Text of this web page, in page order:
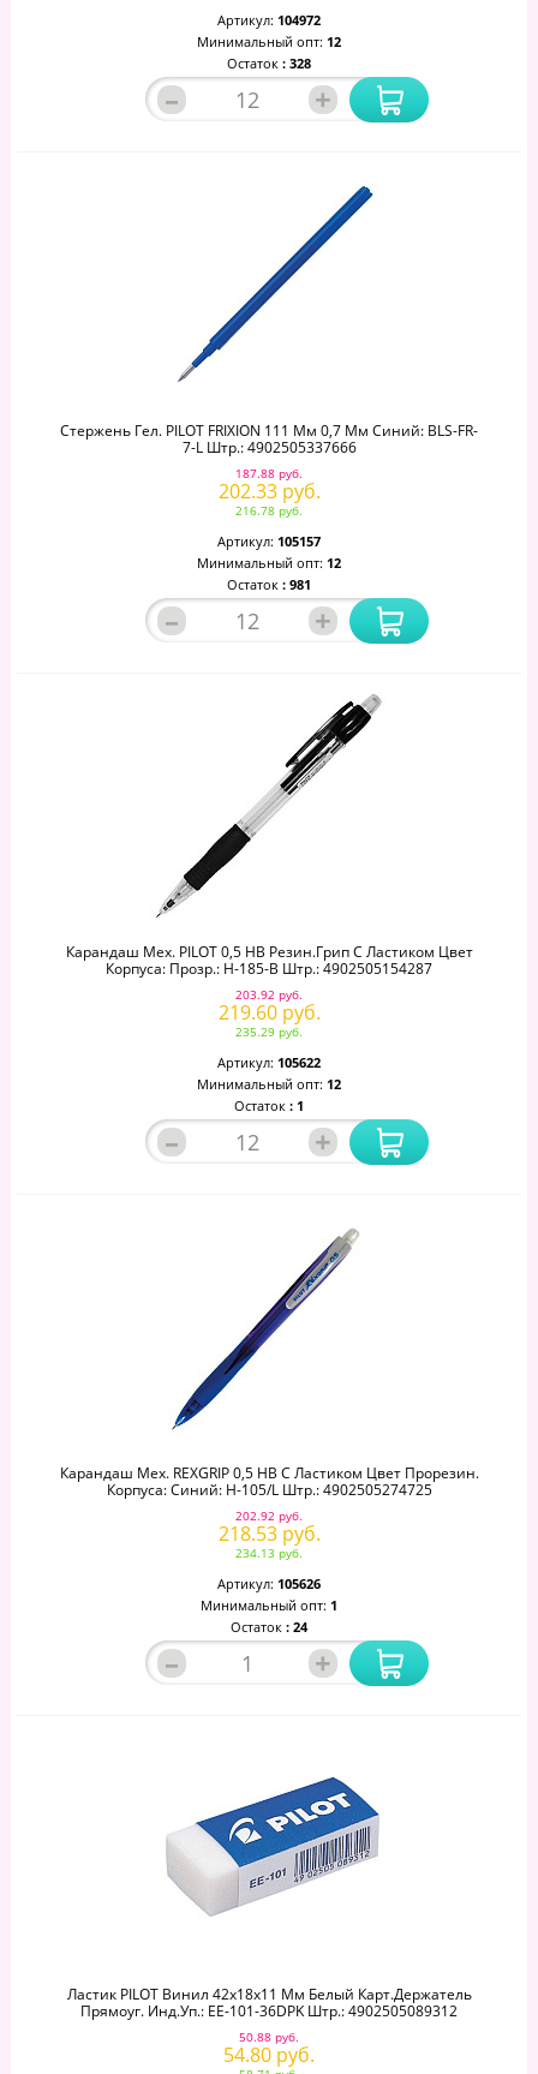
Артикул: 104972
Минимальный опт: 12
Остаток : 328
– +
Стержень Гел. PILOT FRIXION 111 Мм 0,7 Мм Синий: BLS-FR-
7-L Штр.: 4902505337666
187.88 руб.
202.33 руб.
216.78 руб.
Артикул: 105157
Минимальный опт: 12
Остаток : 981
– +
Карандаш Мех. PILOT 0,5 НВ Резин.грип С Ластиком Цвет
Корпуса: Прозр.: H-185-B Штр.: 4902505154287
203.92 руб.
219.60 руб.
235.29 руб.
Артикул: 105622
Минимальный опт: 12
Остаток : 1
– +
Карандаш Мех. REXGRIP 0,5 НВ С Ластиком Цвет Прорезин.
Корпуса: Синий: H-105/L Штр.: 4902505274725
202.92 руб.
218.53 руб.
234.13 руб.
Артикул: 105626
Минимальный опт: 1
Остаток : 24
– +
Ластик PILOT Винил 42х18х11 Мм Белый Карт.держатель
Прямоуг. Инд.уп.: EE-101-36DPK Штр.: 4902505089312
50.88 руб.
54.80 руб.